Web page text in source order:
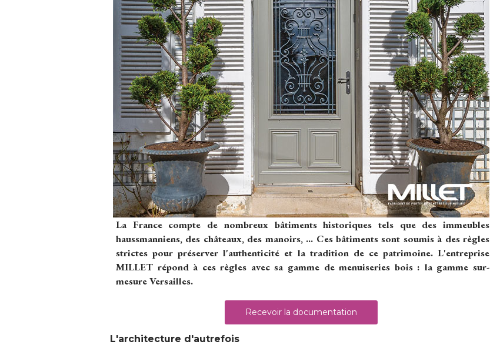
La France compte de nombreux bâtiments historiques tels que des immeubles
haussmanniens, des châteaux, des manoirs, ... Ces bâtiments sont soumis à des règles
strictes pour préserver l'authenticité et la tradition de ce patrimoine. L'entreprise
MILLET répond à ces règles avec sa gamme de menuiseries bois : la gamme sur-
mesure Versailles.
Recevoir la documentation
L'architecture d'autrefois